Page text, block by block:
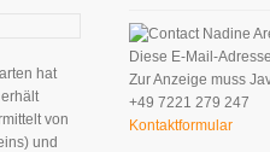
hat
von
und
Nadine
Diese E-Mail-
Zur Anzeige muss
+49 7221 279 247
Kontaktformular